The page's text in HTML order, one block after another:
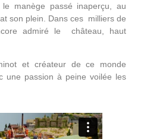
le manège passé inaperçu, au
son plein. Dans ces milliers de
admiré le château, haut
et créateur de ce monde
une passion à peine voilée les